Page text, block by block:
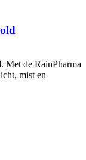
​​​​​​​​Met de RainPharma
mist en